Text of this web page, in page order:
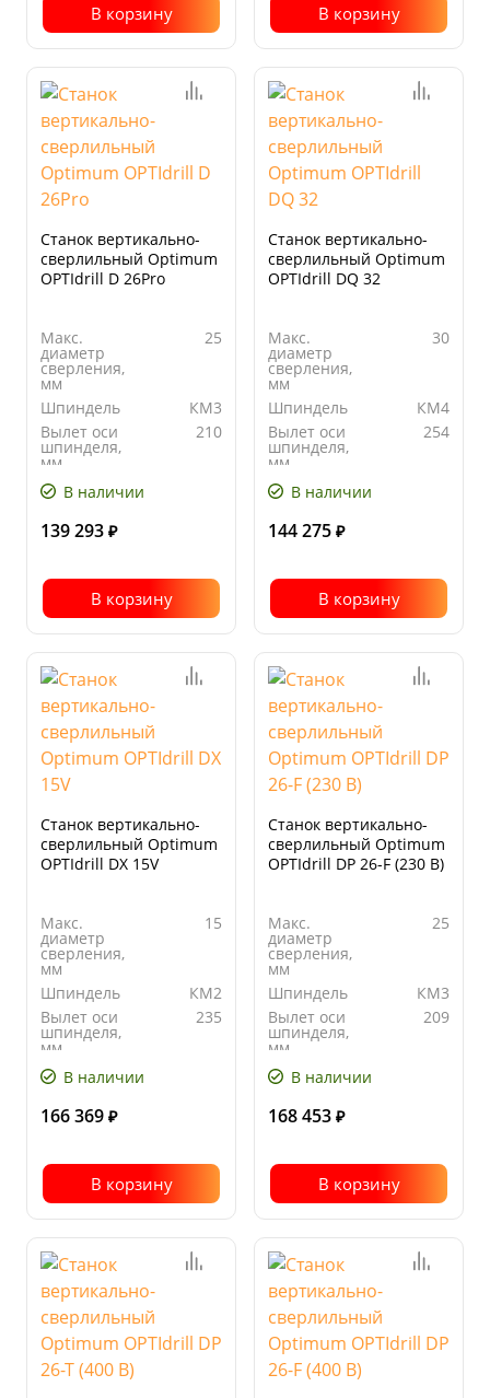
В корзину В корзину
Станок вертикально-
сверлильный Optimum
OPTIdrill D 26Pro
Макс.
диаметр
сверления,
мм
25
Шпиндель
КМ3
Вылет оси
шпинделя,
мм
210
Количество
скоростей
В наличии
139 293 ₽
В корзину
Станок вертикально-
сверлильный Optimum
OPTIdrill DQ 32
Макс.
диаметр
сверления,
мм
30
Шпиндель
КМ4
Вылет оси
шпинделя,
мм
254
Количество
скоростей
В наличии
144 275 ₽
В корзину
Станок вертикально-
сверлильный Optimum
OPTIdrill DX 15V
Макс.
диаметр
сверления,
мм
15
Шпиндель
КМ2
Вылет оси
шпинделя,
мм
235
Автоподача
В наличии
166 369 ₽
В корзину
Станок вертикально-
сверлильный Optimum
OPTIdrill DP 26-F (230 В)
Макс.
диаметр
сверления,
мм
25
Шпиндель
КМ3
Вылет оси
шпинделя,
мм
209
Количество
скоростей
В наличии
168 453 ₽
В корзину